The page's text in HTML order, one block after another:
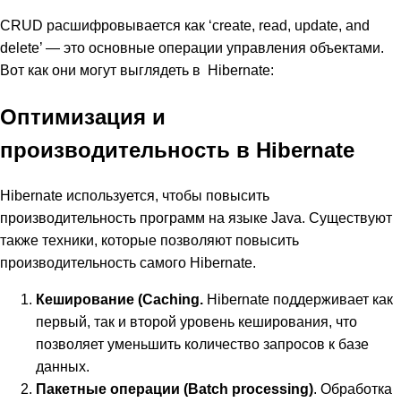
CRUD расшифровывается как ‘create, read, update, and
delete’ — это основные операции управления объектами.
Вот как они могут выглядеть в Hibernate:
Оптимизация и
производительность в Hibernate
Hibernate используется, чтобы повысить
производительность программ на языке Java. Существуют
также техники, которые позволяют повысить
производительность самого Hibernate.
Кеширование (Caching. Hibernate поддерживает как
первый, так и второй уровень кеширования, что
позволяет уменьшить количество запросов к базе
данных.
Пакетные операции (Batch processing). Обработка